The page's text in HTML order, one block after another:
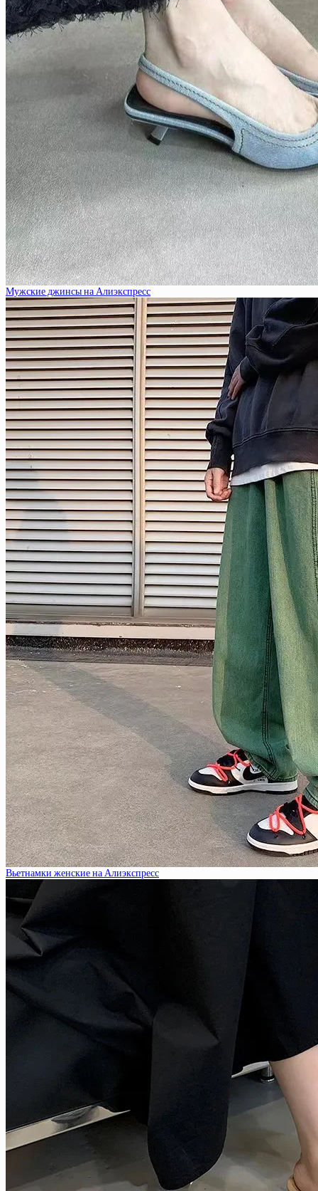
Мужские джинсы на Алиэкспресс
Вьетнамки женские на Алиэкспресс